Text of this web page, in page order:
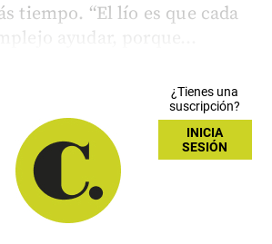
tiempo. “El lío es que cada
ayudar, porque...
¿Tienes una
suscripción?
INICIA
SESIÓN